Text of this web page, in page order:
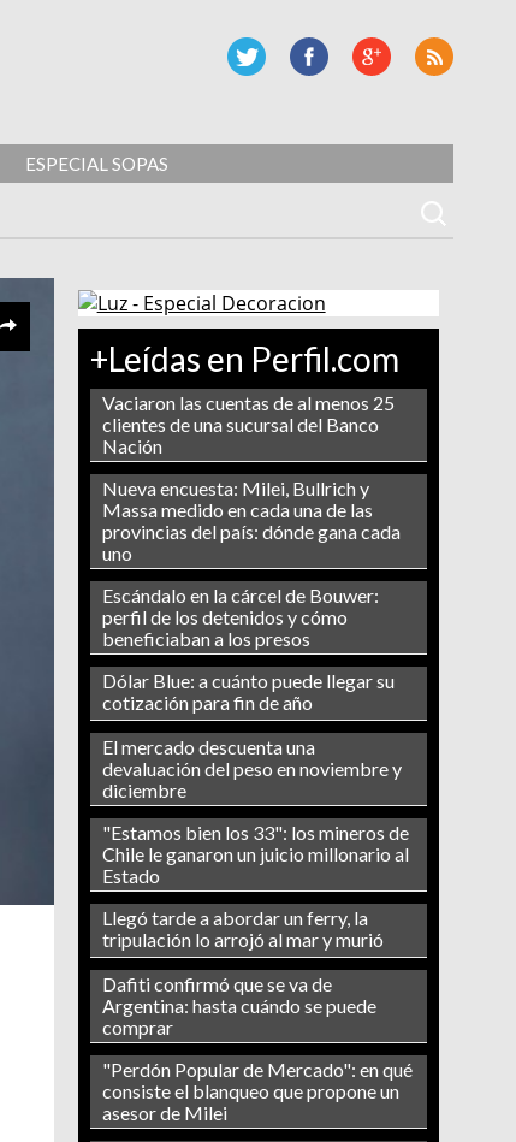
ESPECIAL SOPAS
+Leídas en Perfil.com
Vaciaron las cuentas de al menos 25
clientes de una sucursal del Banco
Nación
Nueva encuesta: Milei, Bullrich y
Massa medido en cada una de las
provincias del país: dónde gana cada
uno
Escándalo en la cárcel de Bouwer:
perfil de los detenidos y cómo
beneficiaban a los presos
Dólar Blue: a cuánto puede llegar su
cotización para fin de año
El mercado descuenta una
devaluación del peso en noviembre y
diciembre
"Estamos bien los 33": los mineros de
Chile le ganaron un juicio millonario al
Estado
Llegó tarde a abordar un ferry, la
tripulación lo arrojó al mar y murió
Dafiti confirmó que se va de
Argentina: hasta cuándo se puede
comprar
"Perdón Popular de Mercado": en qué
consiste el blanqueo que propone un
asesor de Milei